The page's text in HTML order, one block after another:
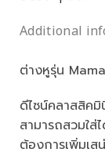
Additional
ต่างหูรุ่น
ดีไซน์คลาสสิค
สามารถสวมใส่
ต้องการเพิ่มเส